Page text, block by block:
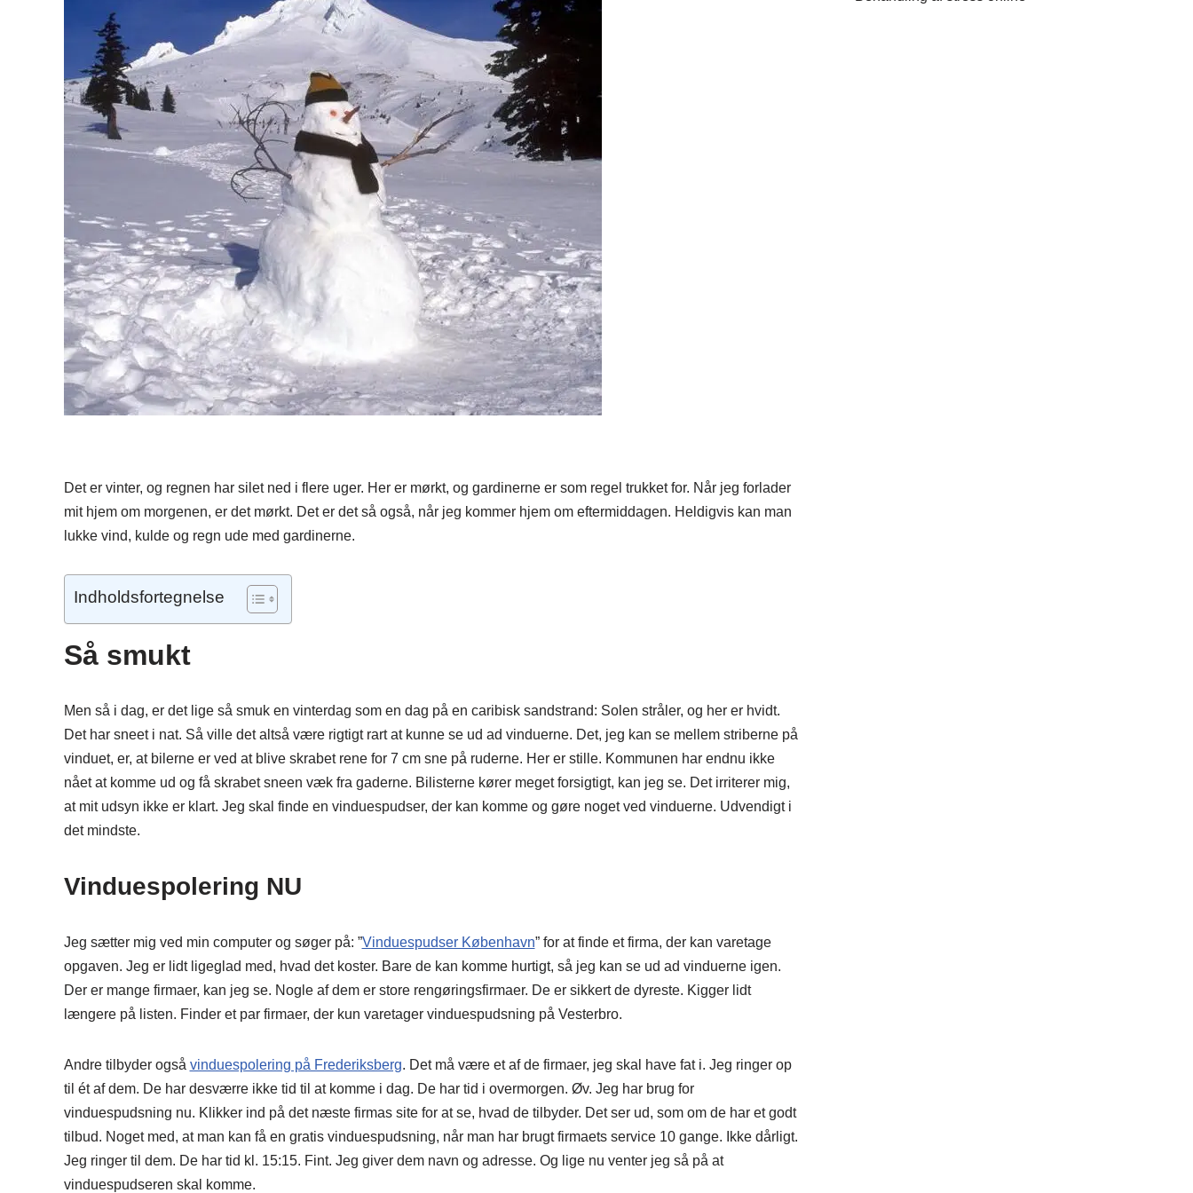
Det er vinter, og regnen har silet ned i flere uger. Her er mørkt, og gardinerne er som regel trukket for. Når jeg forlader
mit hjem om morgenen, er det mørkt. Det er det så også, når jeg kommer hjem om eftermiddagen. Heldigvis kan man
lukke vind, kulde og regn ude med gardinerne.
Indholdsfortegnelse
Så smukt
Men så i dag, er det lige så smuk en vinterdag som en dag på en caribisk sandstrand: Solen stråler, og her er hvidt.
Det har sneet i nat. Så ville det altså være rigtigt rart at kunne se ud ad vinduerne. Det, jeg kan se mellem striberne på
vinduet, er, at bilerne er ved at blive skrabet rene for 7 cm sne på ruderne. Her er stille. Kommunen har endnu ikke
nået at komme ud og få skrabet sneen væk fra gaderne. Bilisterne kører meget forsigtigt, kan jeg se. Det irriterer mig,
at mit udsyn ikke er klart. Jeg skal finde en vinduespudser, der kan komme og gøre noget ved vinduerne. Udvendigt i
det mindste.
Vinduespolering NU
Jeg sætter mig ved min computer og søger på: ”Vinduespudser København” for at finde et firma, der kan varetage
opgaven. Jeg er lidt ligeglad med, hvad det koster. Bare de kan komme hurtigt, så jeg kan se ud ad vinduerne igen.
Der er mange firmaer, kan jeg se. Nogle af dem er store rengøringsfirmaer. De er sikkert de dyreste. Kigger lidt
længere på listen. Finder et par firmaer, der kun varetager vinduespudsning på Vesterbro.
Andre tilbyder også vinduespolering på Frederiksberg. Det må være et af de firmaer, jeg skal have fat i. Jeg ringer op
til ét af dem. De har desværre ikke tid til at komme i dag. De har tid i overmorgen. Øv. Jeg har brug for
vinduespudsning nu. Klikker ind på det næste firmas site for at se, hvad de tilbyder. Det ser ud, som om de har et godt
tilbud. Noget med, at man kan få en gratis vinduespudsning, når man har brugt firmaets service 10 gange. Ikke dårligt.
Jeg ringer til dem. De har tid kl. 15:15. Fint. Jeg giver dem navn og adresse. Og lige nu venter jeg så på at
vinduespudseren skal komme.